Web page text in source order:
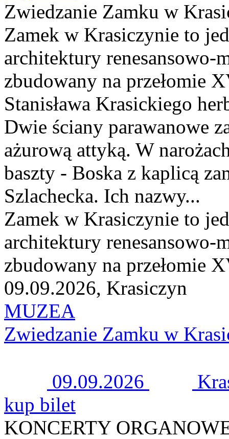
Zwiedzanie Zamku w
Zamek w Krasiczynie to
architektury renesansowo-
zbudowany na przełomie
Stanisława Krasickiego
Dwie ściany parawanowe
ażurową attyką. W
baszty - Boska z kaplicą
Szlachecka. Ich nazwy...
Zamek w Krasiczynie to
architektury renesansowo-
zbudowany na przełomie
09.09.2026, Krasiczyn
MUZEA
Zwiedzanie Zamku w
09.09.2026
kup bilet
KONCERTY